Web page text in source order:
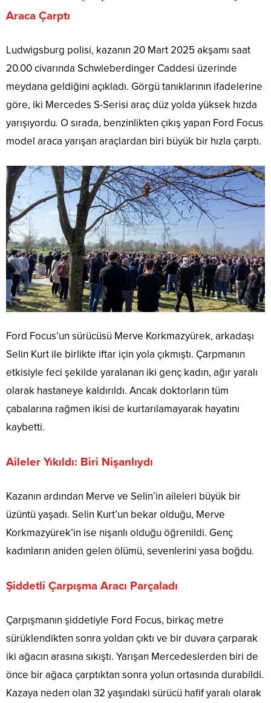
Araca Çarptı
Ludwigsburg polisi, kazanın 20 Mart 2025 akşamı saat
20.00 civarında Schwieberdinger Caddesi üzerinde
meydana geldiğini açıkladı. Görgü tanıklarının ifadelerine
göre, iki Mercedes S-Serisi araç düz yolda yüksek hızda
yarışıyordu. O sırada, benzinlikten çıkış yapan Ford Focus
model araca yarışan araçlardan biri büyük bir hızla çarptı.
Ford Focus’un sürücüsü Merve Korkmazyürek, arkadaşı
Selin Kurt ile birlikte iftar için yola çıkmıştı. Çarpmanın
etkisiyle feci şekilde yaralanan iki genç kadın, ağır yaralı
olarak hastaneye kaldırıldı. Ancak doktorların tüm
çabalarına rağmen ikisi de kurtarılamayarak hayatını
kaybetti.
Aileler Yıkıldı: Biri Nişanlıydı
Kazanın ardından Merve ve Selin’in aileleri büyük bir
üzüntü yaşadı. Selin Kurt’un bekar olduğu, Merve
Korkmazyürek’in ise nişanlı olduğu öğrenildi. Genç
kadınların aniden gelen ölümü, sevenlerini yasa boğdu.
Şiddetli Çarpışma Aracı Parçaladı
Çarpışmanın şiddetiyle Ford Focus, birkaç metre
sürüklendikten sonra yoldan çıktı ve bir duvara çarparak
iki ağacın arasına sıkıştı. Yarışan Mercedeslerden biri de
önce bir ağaca çarptıktan sonra yolun ortasında durabildi.
Kazaya neden olan 32 yaşındaki sürücü hafif yaralı olarak